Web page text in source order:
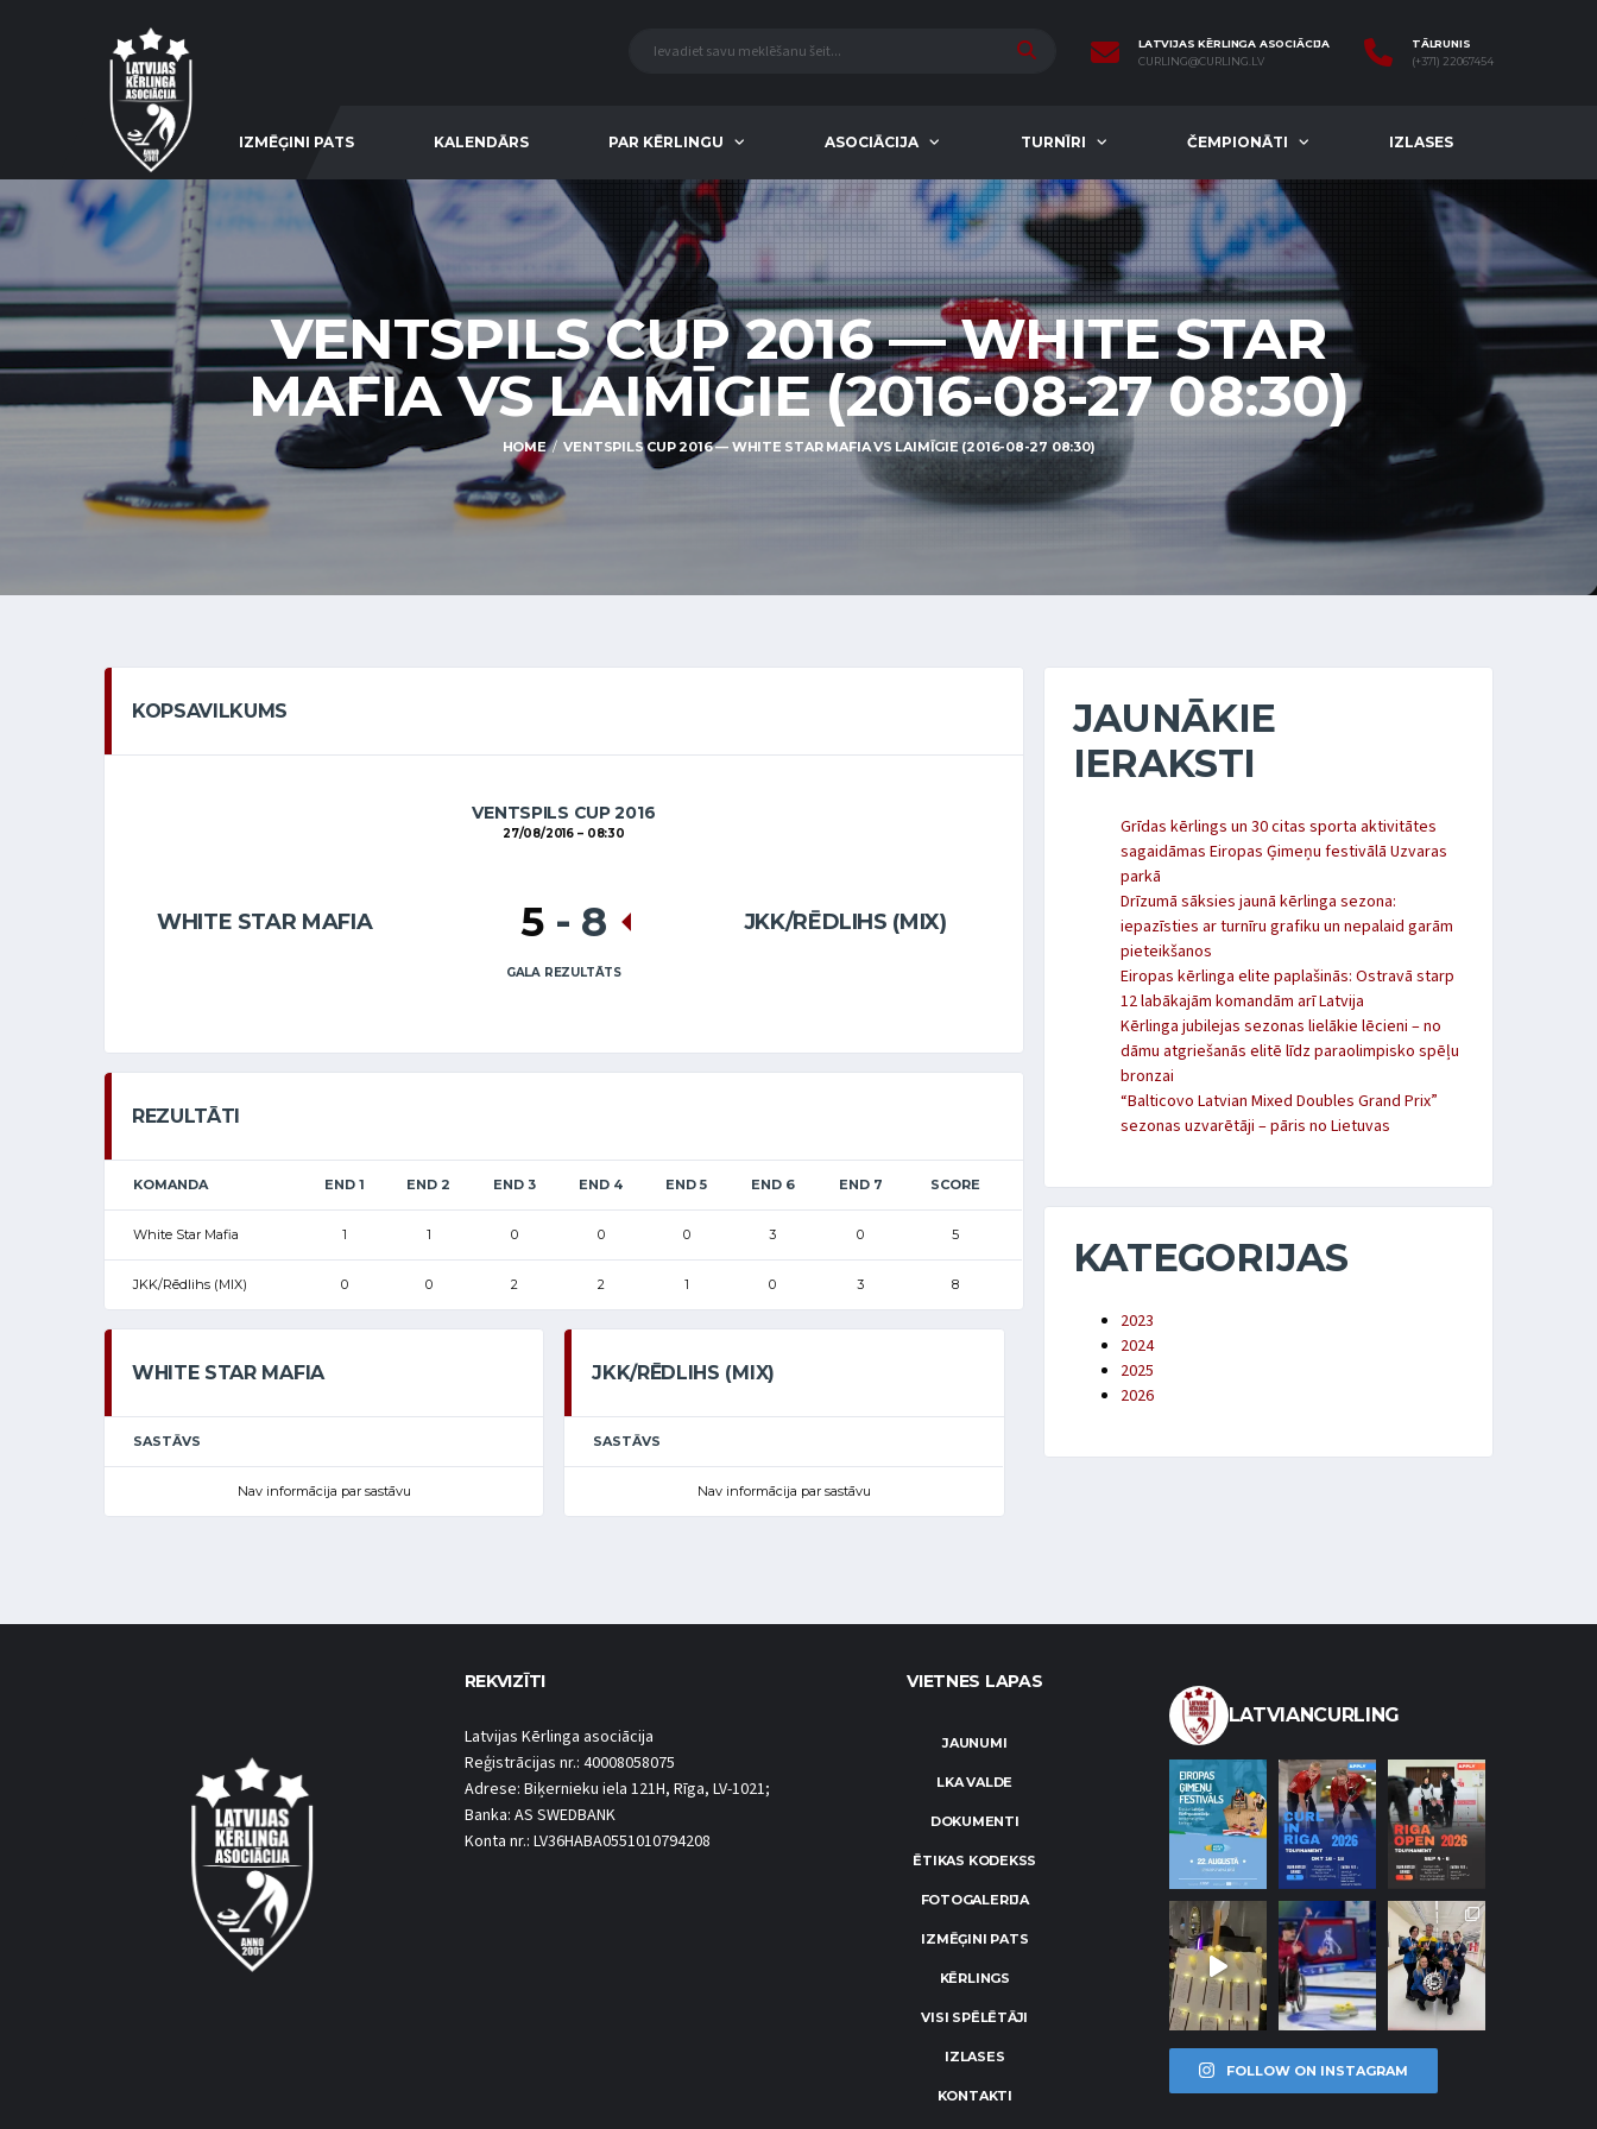
LATVIJAS KĒRLINGA ASOCIĀCIJA
CURLING@CURLING.LV
TĀLRUNIS
(+371) 22067454
IZMĒĢINI PATS KALENDĀRS PAR KĒRLINGU ASOCIĀCIJA TURNĪRI ČEMPIONĀTI IZLASES
VENTSPILS CUP 2016 — WHITE STAR
MAFIA VS LAIMĪGIE (2016-08-27 08:30)
HOME VENTSPILS CUP 2016 — WHITE STAR MAFIA VS LAIMĪGIE (2016-08-27 08:30)
KOPSAVILKUMS
VENTSPILS CUP 2016
27/08/2016 08:30
WHITE STAR MAFIA JKK/RĒDLIHS (MIX)
5 - 8
GALA REZULTĀTS
REZULTĀTI
KOMANDA END 1 END 2 END 3 END 4 END 5 END 6 END 7 SCORE
White Star Mafia 1 1 0 0 0 3 0 5
JKK/Rēdlihs (MIX) 0 0 2 2 1 0 3 8
WHITE STAR MAFIA
SASTĀVS
Nav informācija par sastāvu
JKK/RĒDLIHS (MIX)
SASTĀVS
Nav informācija par sastāvu
JAUNĀKIE
IERAKSTI
Grīdas kērlings un 30 citas sporta aktivitātes
sagaidāmas Eiropas Ģimeņu festivālā Uzvaras
parkā
Drīzumā sāksies jaunā kērlinga sezona:
iepazīsties ar turnīru grafiku un nepalaid garām
pieteikšanos
Eiropas kērlinga elite paplašinās: Ostravā starp
12 labākajām komandām arī Latvija
Kērlinga jubilejas sezonas lielākie lēcieni – no
dāmu atgriešanās elitē līdz paraolimpisko spēļu
bronzai
“Balticovo Latvian Mixed Doubles Grand Prix”
sezonas uzvarētāji – pāris no Lietuvas
KATEGORIJAS
2023
2024
2025
2026
REKVIZĪTI
Latvijas Kērlinga asociācija
Reģistrācijas nr.: 40008058075
Adrese: Biķernieku iela 121H, Rīga, LV-1021;
Banka: AS SWEDBANK
Konta nr.: LV36HABA0551010794208
VIETNES LAPAS
JAUNUMI
LKA VALDE
DOKUMENTI
ĒTIKAS KODEKSS
FOTOGALERIJA
IZMĒĢINI PATS
KĒRLINGS
VISI SPĒLĒTĀJI
IZLASES
KONTAKTI
LATVIANCURLING
FOLLOW ON INSTAGRAM